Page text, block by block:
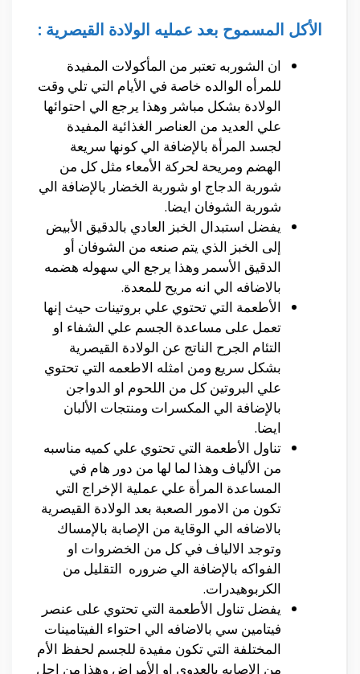
الأكل المسموح بعد عمليه الولادة القيصرية :
ان الشوربه تعتبر من المأكولات المفيدة
للمرأه الوالده خاصة في الأيام التي تلي وقت
الولادة بشكل مباشر وهذا يرجع الي احتوائها
علي العديد من العناصر الغذائية المفيدة
لجسد المرأة بالإضافة الي كونها سريعة
الهضم ومريحة لحركة الأمعاء مثل كل من
شوربة الدجاج او شوربة الخضار بالإضافة الي
شوربة الشوفان ايضا.
يفضل استبدال الخبز العادي بالدقيق الأبيض
إلى الخبز الذي يتم صنعه من الشوفان أو
الدقيق الأسمر وهذا يرجع الي سهوله هضمه
بالاضافه الي انه مريح للمعدة.
الأطعمة التي تحتوي علي بروتينات حيث إنها
تعمل على مساعدة الجسم علي الشفاء او
التئام الجرح الناتج عن الولادة القيصرية
بشكل سريع ومن امثله الاطعمه التي تحتوي
علي البروتين كل من اللحوم او الدواجن
بالإضافة الي المكسرات ومنتجات الألبان
ايضا.
تناول الأطعمة التي تحتوي علي كميه مناسبه
من الألياف وهذا لما لها من دور هام في
المساعدة المرأة علي عملية الإخراج التي
تكون من الامور الصعبة بعد الولادة القيصرية
بالاضافه الي الوقاية من الإصابة بالإمساك
وتوجد الالياف في كل من الخضروات او
الفواكه بالإضافة الي ضروره التقليل من
الكربوهيدرات.
يفضل تناول الأطعمة التي تحتوي على عنصر
فيتامين سي بالاضافه الي احتواء الفيتامينات
المختلفة التي تكون مفيدة للجسم لحفظ الأم
من الاصابه بالعدوى او الأمراض وهذا من اجل